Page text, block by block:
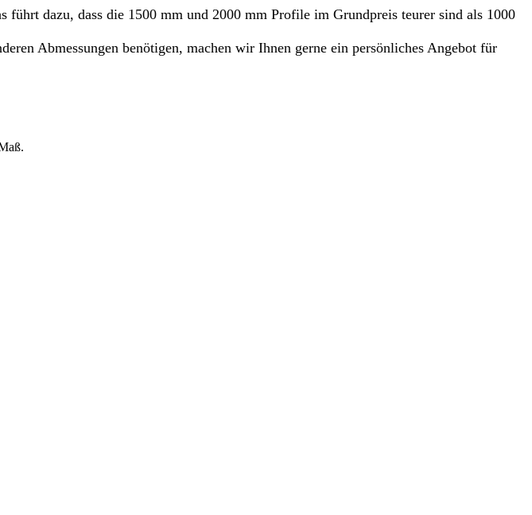
dazu, dass die 1500 mm und 2000 mm Profile im Grundpreis teurer sind als 1000
Abmessungen benötigen, machen wir Ihnen gerne ein persönliches Angebot für